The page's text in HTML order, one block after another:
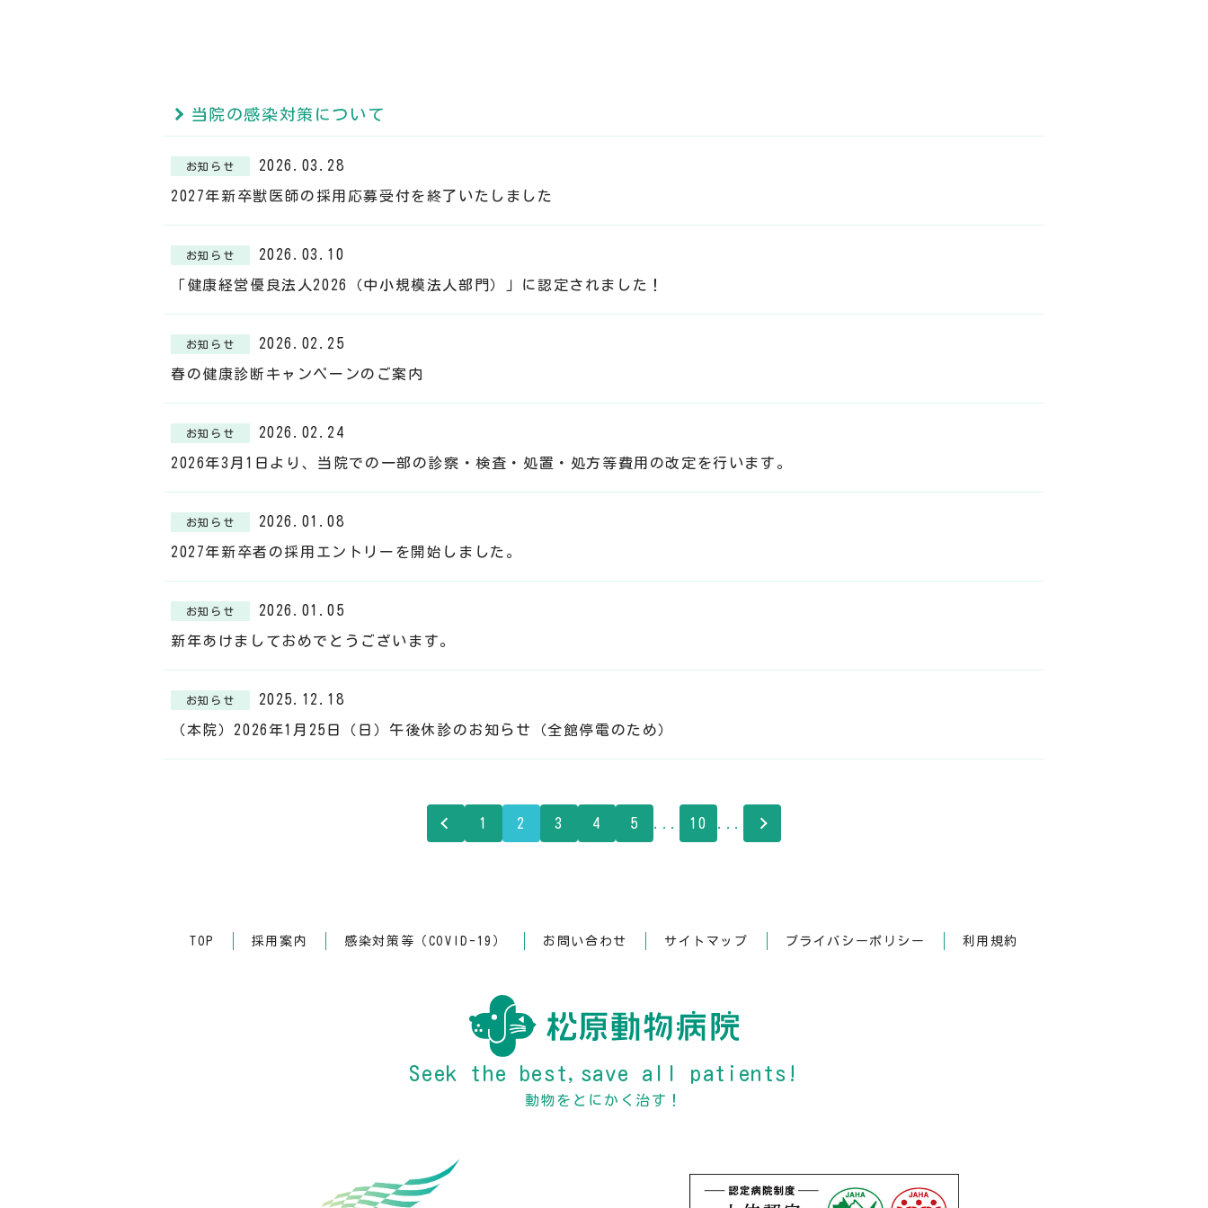
当院の感染対策について
お知らせ 2026.03.28
2027年新卒獣医師の採用応募受付を終了いたしました
お知らせ 2026.03.10
「健康経営優良法人2026（中小規模法人部門）」に認定されました！
お知らせ 2026.02.25
春の健康診断キャンペーンのご案内
お知らせ 2026.02.24
2026年3月1日より、当院での一部の診察・検査・処置・処方等費用の改定を行います。
お知らせ 2026.01.08
2027年新卒者の採用エントリーを開始しました。
お知らせ 2026.01.05
新年あけましておめでとうございます。
お知らせ 2025.12.18
（本院）2026年1月25日（日）午後休診のお知らせ（全館停電のため）
1 2 3 4 5 10
TOP 採用案内 感染対策等（COVID-19） お問い合わせ サイトマップ プライバシーポリシー 利用規約
Seek the best,save all patients!
動物をとにかく治す！